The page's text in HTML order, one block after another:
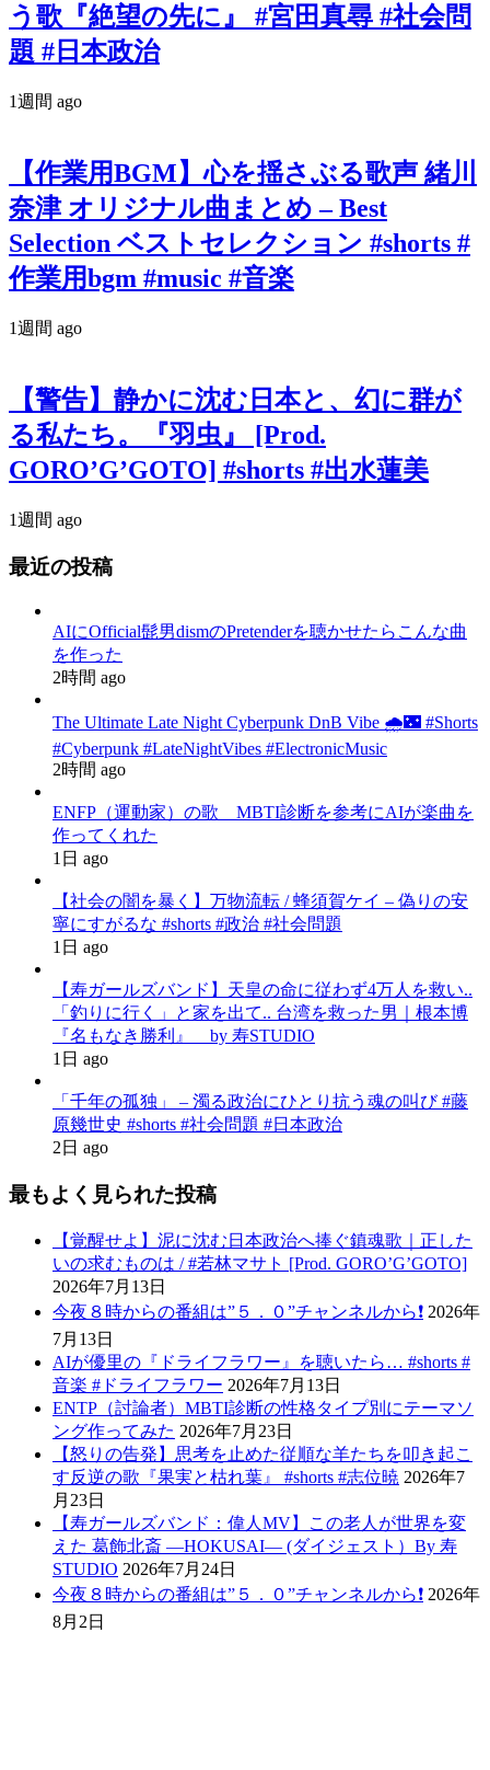
う歌『絶望の先に』 #宮田真尋 #社会問
題 #日本政治
1週間 ago
【作業用BGM】心を揺さぶる歌声 緒川
奈津 オリジナル曲まとめ – Best
Selection ベストセレクション #shorts #
作業用bgm #music #音楽
1週間 ago
【警告】静かに沈む日本と、幻に群が
る私たち。『羽虫』 [Prod.
GORO’G’GOTO] #shorts #出水蓮美
1週間 ago
最近の投稿
AIにOfficial髭男dismのPretenderを聴かせたらこんな曲
を作った
2時間 ago
The Ultimate Late Night Cyberpunk DnB Vibe 🌧️🌃 #Shorts
#Cyberpunk #LateNightVibes #ElectronicMusic
2時間 ago
ENFP（運動家）の歌 MBTI診断を参考にAIが楽曲を
作ってくれた
1日 ago
【社会の闇を暴く】万物流転 / 蜂須賀ケイ – 偽りの安
寧にすがるな #shorts #政治 #社会問題
1日 ago
【寿ガールズバンド】天皇の命に従わず4万人を救い..
「釣りに行く」と家を出て.. 台湾を救った男｜根本博
『名もなき勝利』 by 寿STUDIO
1日 ago
「千年の孤独」 – 濁る政治にひとり抗う魂の叫び #藤
原幾世史 #shorts #社会問題 #日本政治
2日 ago
最もよく見られた投稿
【覚醒せよ】泥に沈む日本政治へ捧ぐ鎮魂歌｜正した
いの求むものは / #若林マサト [Prod. GORO’G’GOTO]
2026年7月13日
今夜８時からの番組は”５．０”チャンネルから❗️ 2026年
7月13日
AIが優里の『ドライフラワー』を聴いたら… #shorts #
音楽 #ドライフラワー 2026年7月13日
ENTP（討論者）MBTI診断の性格タイプ別にテーマソ
ング作ってみた 2026年7月23日
【怒りの告発】思考を止めた従順な羊たちを叩き起こ
す反逆の歌『果実と枯れ葉』 #shorts #志位暁 2026年7
月23日
【寿ガールズバンド：偉人MV】この老人が世界を変
えた 葛飾北斎 ―HOKUSAI― (ダイジェスト）By 寿
STUDIO 2026年7月24日
今夜８時からの番組は”５．０”チャンネルから❗️ 2026年
8月2日